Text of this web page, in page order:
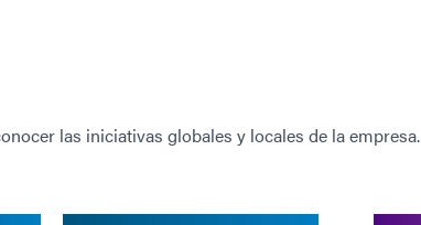
las iniciativas globales y locales de la empresa.